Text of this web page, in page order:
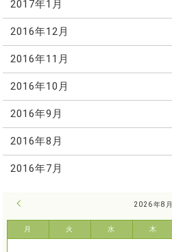
2017年1月
2016年12月
2016年11月
2016年10月
2016年9月
2016年8月
2016年7月
2026年8月
月 火 水 木